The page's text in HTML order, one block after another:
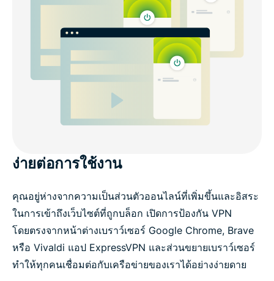
ง่ายต่อการใช้งาน
คุณอยู่ห่างจากความเป็นส่วนตัวออนไลน์ที่เพิ่มขึ้นและอิสระ
ในการเข้าถึงเว็บไซต์ที่ถูกบล็อก เปิดการป้องกัน VPN
โดยตรงจากหน้าต่างเบราว์เซอร์ Google Chrome, Brave
หรือ Vivaldi แอป ExpressVPN และส่วนขยายเบราว์เซอร์
ทำให้ทุกคนเชื่อมต่อกับเครือข่ายของเราได้อย่างง่ายดาย